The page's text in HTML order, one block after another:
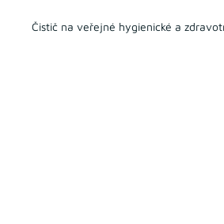
Čistič na veřejné hygienické a